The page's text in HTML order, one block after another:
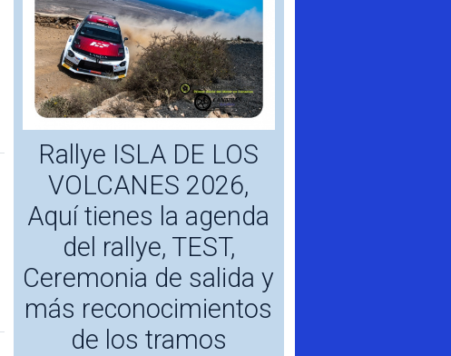
Rallye ISLA DE LOS
VOLCANES 2026,
Aquí tienes la agenda
del rallye, TEST,
Ceremonia de salida y
más reconocimientos
de los tramos